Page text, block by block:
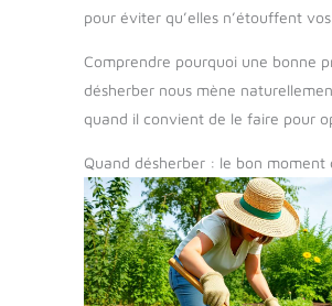
pour éviter qu’elles n’étouffent
Comprendre pourquoi une bonne
désherber nous mène
quand il convient de le faire pour
Quand désherber : le bon moment